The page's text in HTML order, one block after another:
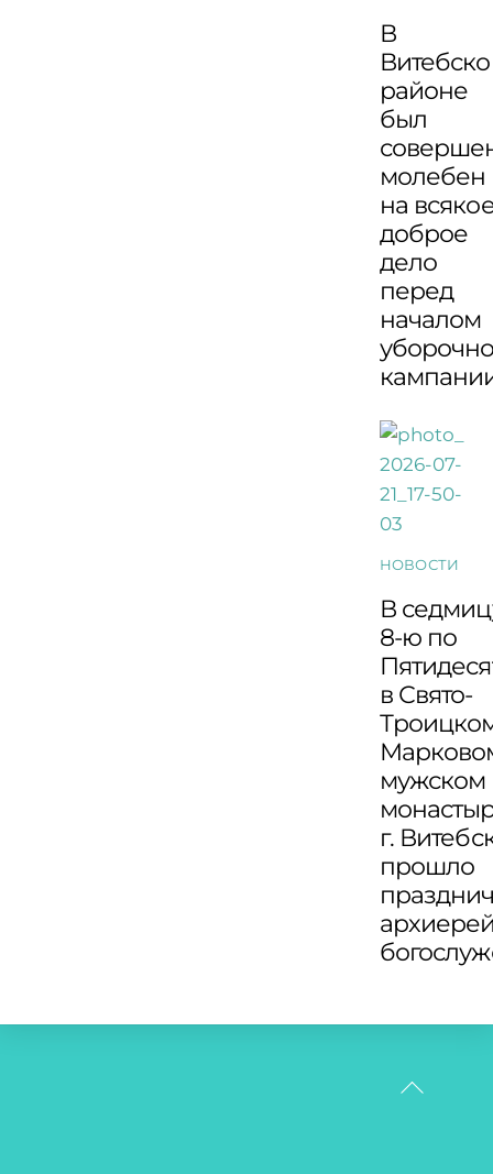
В
районе
был
молебен
на
доброе
дело
перед
началом
НОВОСТИ
В
8-ю по
в Свято-
мужском
г.
прошло
Back